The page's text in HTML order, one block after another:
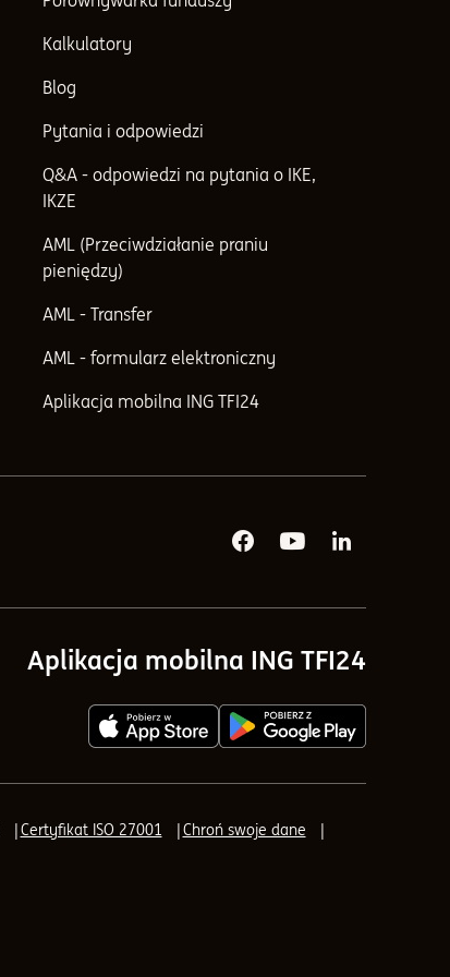
Kalkulatory
Blog
Pytania i odpowiedzi
Q&A - odpowiedzi na pytania o IKE,
IKZE
AML (Przeciwdziałanie praniu
pieniędzy)
AML - Transfer
AML - formularz elektroniczny
Aplikacja mobilna ING TFI24
Media społecznościowe
Aplikacja mobilna ING TFI24
Certyfikat ISO 27001 Chroń swoje dane